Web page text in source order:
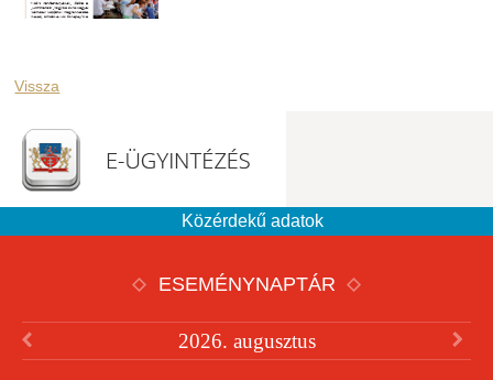
Vissza
Közérdekű adatok
ESEMÉNYNAPTÁR
2026. augusztus